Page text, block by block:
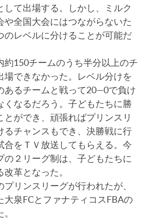
して出場する。しかし、ミルク
や全国大会にはつながらないた
のレベルに分けることが可能だ
150チームのうち半分以上のチ
場できなかった。レベル分けを
あるチームと戦って20―0で負け
くなるだろう。子どもたちに勝
とができ、頑張ればプリンスリ
るチャンスもでき、決勝戦に行
合をＴＶ放送してもらえる。今
の２リーグ制は、子どもたちに
革となった。
リンスリーグが行われたが、
大泉FCとファナティコスFBAの